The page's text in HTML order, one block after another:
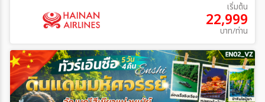
เริ่มต้น
22,999
บาท/ท่าน